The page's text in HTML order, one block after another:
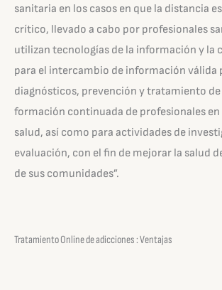
sanitaria en los casos en que la distancia
crítico, llevado a cabo por profesionales
utilizan tecnologías de la información y la
para el intercambio de información válida
diagnósticos, prevención y tratamiento
formación continuada de profesionales en
salud, así como para actividades de
evaluación, con el fin de mejorar la salud
de sus comunidades”.
Tratamiento Online de adicciones : Ventajas